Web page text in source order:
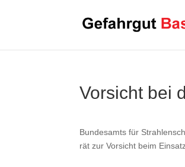
Vorsicht bei
Bundesamts für
rät zur Vorsicht beim